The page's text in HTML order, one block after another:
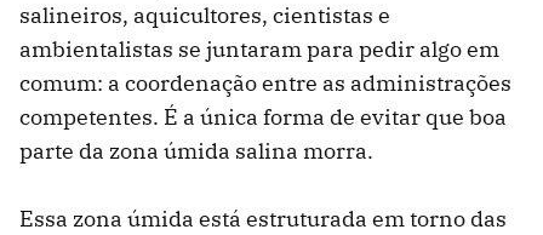
salineiros, aquicultores, cientistas e
ambientalistas se juntaram para pedir algo em
comum: a coordenação entre as administrações
competentes. É a única forma de evitar que boa
parte da zona úmida salina morra.
Essa zona úmida está estruturada em torno das